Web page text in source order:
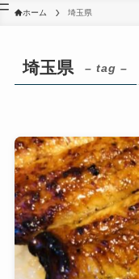
ホーム 埼玉県
埼玉県 – tag –